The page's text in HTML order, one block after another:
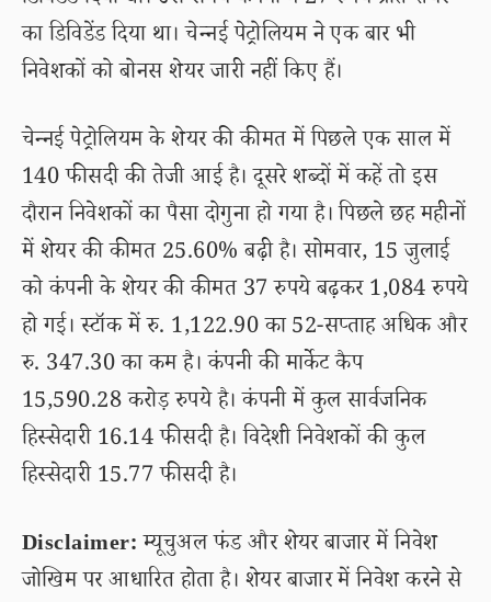
का डिविडेंड दिया था। चेन्नई पेट्रोलियम ने एक बार भी
निवेशकों को बोनस शेयर जारी नहीं किए हैं।
चेन्नई पेट्रोलियम के शेयर की कीमत में पिछले एक साल में
140 फीसदी की तेजी आई है। दूसरे शब्दों में कहें तो इस
दौरान निवेशकों का पैसा दोगुना हो गया है। पिछले छह महीनों
में शेयर की कीमत 25.60% बढ़ी है। सोमवार, 15 जुलाई
को कंपनी के शेयर की कीमत 37 रुपये बढ़कर 1,084 रुपये
हो गई। स्टॉक में रु. 1,122.90 का 52-सप्ताह अधिक और
रु. 347.30 का कम है। कंपनी की मार्केट कैप
15,590.28 करोड़ रुपये है। कंपनी में कुल सार्वजनिक
हिस्सेदारी 16.14 फीसदी है। विदेशी निवेशकों की कुल
हिस्सेदारी 15.77 फीसदी है।
Disclaimer:म्यूचुअल फंड और शेयर बाजार में निवेश
जोखिम पर आधारित होता है। शेयर बाजार में निवेश करने से